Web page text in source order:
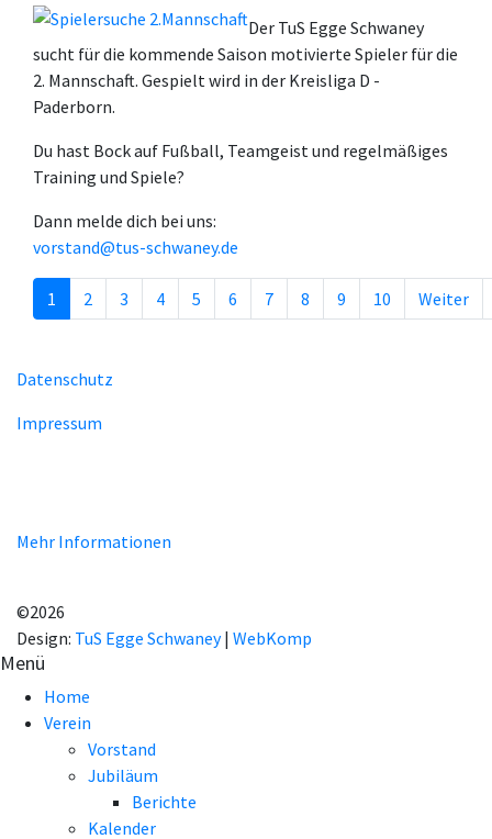
Der TuS Egge Schwaney
sucht für die kommende Saison motivierte Spieler für die
2. Mannschaft. Gespielt wird in der Kreisliga D -
Paderborn.
Du hast Bock auf Fußball, Teamgeist und regelmäßiges
Training und Spiele?
Dann melde dich bei uns:
vorstand@tus-schwaney.de
Seite 1 von 29
1 2 3 4 5 6 7 8 9 10 Weiter
Datenschutz
Impressum
Mehr Informationen
©2026
Design: TuS Egge Schwaney| WebKomp
Menü
Home
Verein
Vorstand
Jubiläum
Berichte
Kalender